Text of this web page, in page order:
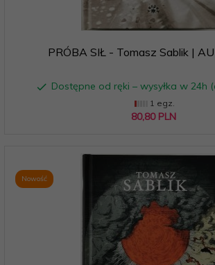
PRÓBA SIŁ - Tomasz Sablik |
Dostępne od ręki – wysyłka w 24h
1 egz.
80,80 PLN
Nowość